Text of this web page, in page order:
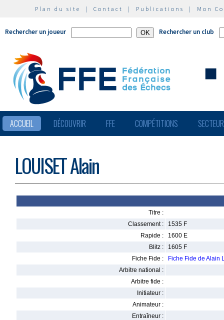
Plan du site | Contact | Publications | Mon
Rechercher un joueur Rechercher un club
ACCUEIL DÉCOUVRIR FFE COMPÉTITIONS
LOUISET Alain
Titre :
Classement :
1535 F
Rapide :
1600 E
Blitz :
1605 F
Fiche Fide :
Fiche Fide de Alain
Arbitre national :
Arbitre fide :
Initiateur :
Animateur :
Entraîneur :